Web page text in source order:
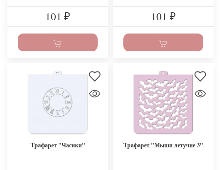
101 ₽ 101 ₽
Трафарет "Часики" Трафарет "Мыши летучие 3"